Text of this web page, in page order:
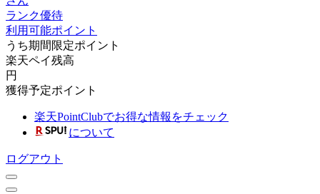
ランク優待
利用可能ポイント
うち期間限定ポイント
楽天ペイ残高
円
獲得予定ポイント
楽天PointClubでお得な情報をチェック
について
ログアウト